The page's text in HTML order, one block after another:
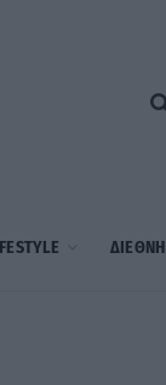
ΔΙΕΘΝΗ